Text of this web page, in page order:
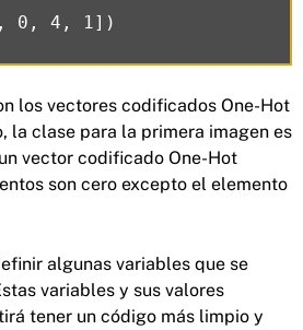
los vectores codificados One-Hot
la clase para la primera imagen es
vector codificado One-Hot
son cero excepto el elemento
algunas variables que se
variables y sus valores
tener un código más limpio y